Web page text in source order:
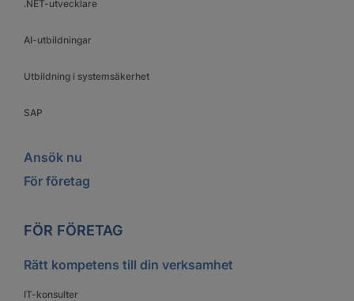
.NET-utvecklare
AI-utbildningar
Utbildning i systemsäkerhet
SAP
Ansök nu
För företag
FÖR FÖRETAG
Rätt kompetens till din verksamhet
IT-konsulter